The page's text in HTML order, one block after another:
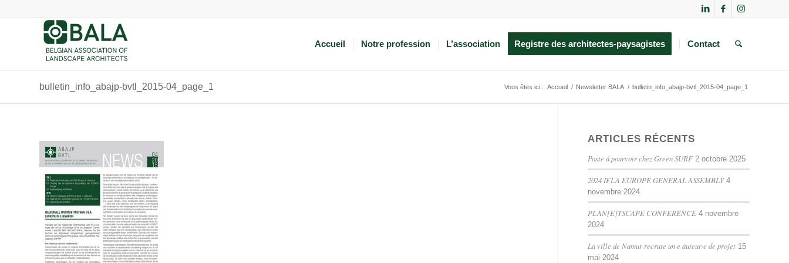
Accueil Notre profession L’association Registre des architectes-paysagistes Contact
bulletin_info_abajp-bvtl_2015-04_page_1 Vous êtes ici : Accueil / Newsletter BALA / bulletin_info_abajp-bvtl_2015-04_page_1
ARTICLES RÉCENTS
Poste à pourvoir chez Green SURF 2 octobre 2025
2024 IFLA EUROPE GENERAL ASSEMBLY 4
novembre 2024
PLAN[E]TSCAPE CONFERENCE 4 novembre
2024
La ville de Namur recrute un·e auteur·e de projet 15
mai 2024